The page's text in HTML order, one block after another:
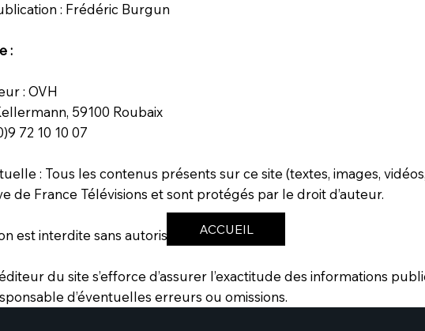
: Frédéric Burgun
:
: OVH
59100 Roubaix
72 10 10 07
: Tous les contenus présents sur ce site (textes, images,
de France Télévisions et sont protégés par le droit d’auteur.
est interdite sans autorisation préalable.
du site s’efforce d’assurer l’exactitude des informations
d’éventuelles erreurs ou omissions.
ACCUEIL